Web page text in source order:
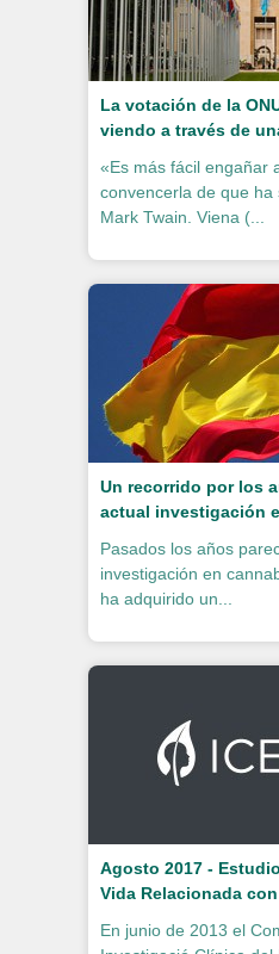
La votación de la
viendo a través de
«Es más fácil engañar
convencerla de que ha
Mark Twain. Viena (...
Un recorrido por los
actual investigación
Pasados los años
investigación en
ha adquirido un...
Agosto 2017 -
Vida Relacionada
En junio de 2013 el